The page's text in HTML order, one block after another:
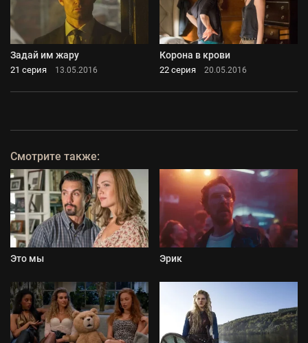
Задай им жару
21 серия 13.05.2016
Корона в крови
22 серия 20.05.2016
Смотрите также:
Это мы Эрик